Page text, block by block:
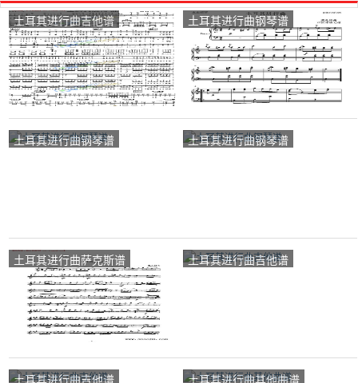
土耳其进行曲吉他谱 土耳其进行曲钢琴谱
土耳其进行曲钢琴谱 土耳其进行曲钢琴谱
土耳其进行曲萨克斯谱 土耳其进行曲吉他谱
土耳其进行曲吉他谱 土耳其进行曲其他曲谱